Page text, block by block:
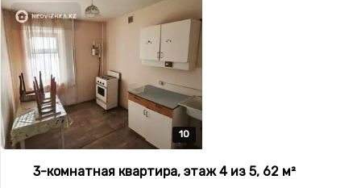
10
10
10
10
10
3-комнатная квартира, этаж 4 из 5, 62 м²